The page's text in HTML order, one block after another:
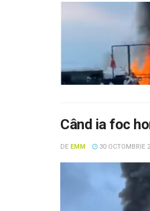
Când ia foc
DE EMM 30 OCTOMBRIE